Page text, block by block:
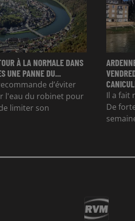
À LA NORMALE DANS
UNE PANNE DU...
d’éviter
l'eau du robinet pour
limiter son
Il a fait
De